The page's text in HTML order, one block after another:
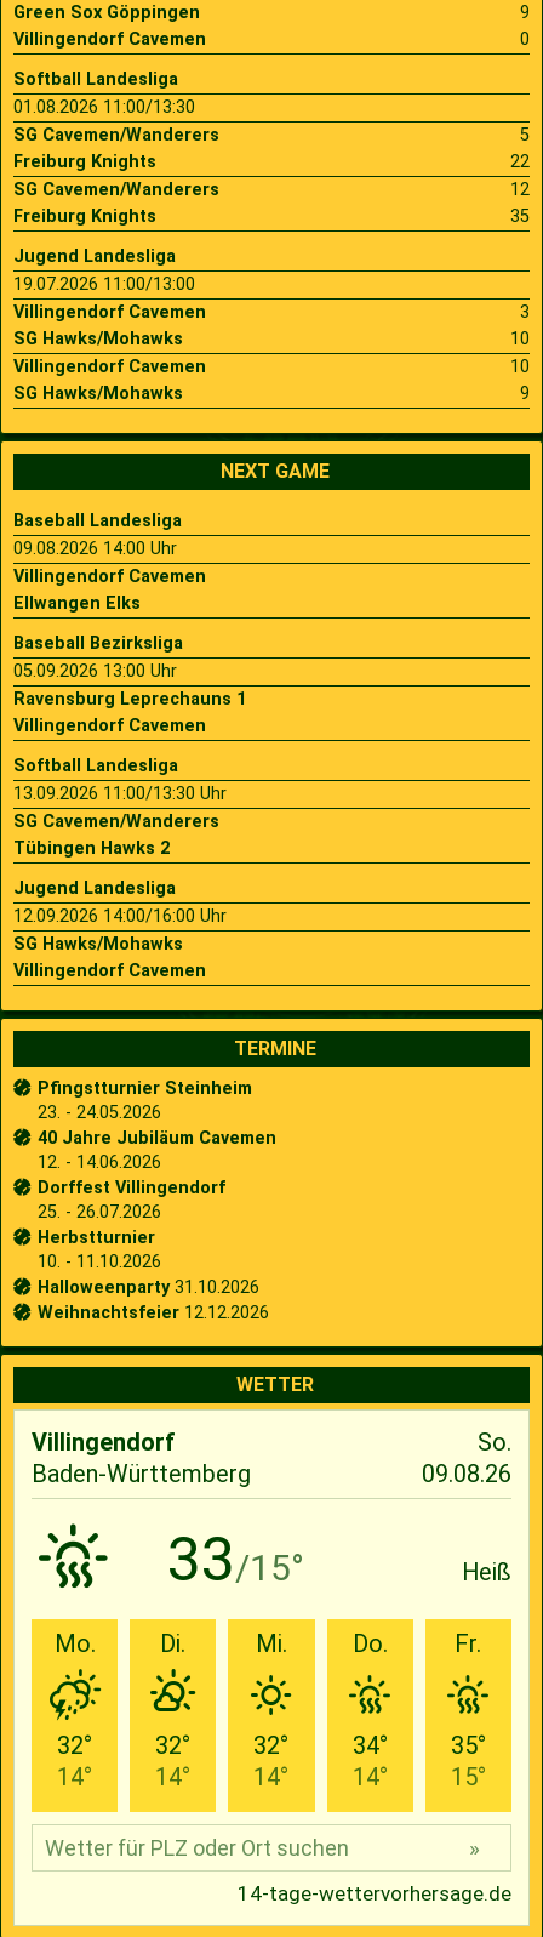
Green Sox Göppingen
9
Villingendorf Cavemen
0
Softball Landesliga
01.08.2026 11:00/13:30
SG Cavemen/Wanderers
5
Freiburg Knights
22
SG Cavemen/Wanderers
12
Freiburg Knights
35
Jugend Landesliga
19.07.2026 11:00/13:00
Villingendorf Cavemen
3
SG Hawks/Mohawks
10
Villingendorf Cavemen
10
SG Hawks/Mohawks
9
NEXT GAME
Baseball Landesliga
09.08.2026 14:00 Uhr
Villingendorf Cavemen
Ellwangen Elks
Baseball Bezirksliga
05.09.2026 13:00 Uhr
Ravensburg Leprechauns 1
Villingendorf Cavemen
Softball Landesliga
13.09.2026 11:00/13:30 Uhr
SG Cavemen/Wanderers
Tübingen Hawks 2
Jugend Landesliga
12.09.2026 14:00/16:00 Uhr
SG Hawks/Mohawks
Villingendorf Cavemen
TERMINE
Pfingstturnier Steinheim
23. - 24.05.2026
40 Jahre Jubiläum Cavemen
12. - 14.06.2026
Dorffest Villingendorf
25. - 26.07.2026
Herbstturnier
10. - 11.10.2026
Halloweenparty31.10.2026
Weihnachtsfeier 12.12.2026
WETTER